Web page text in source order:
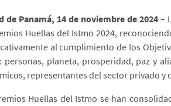
de Panamá, 14 de noviembre de 2024 –
Huellas del Istmo 2024,
al cumplimiento de los
personas, planeta, prosperidad, paz y
representantes del sector privado y
Huellas del Istmo se han